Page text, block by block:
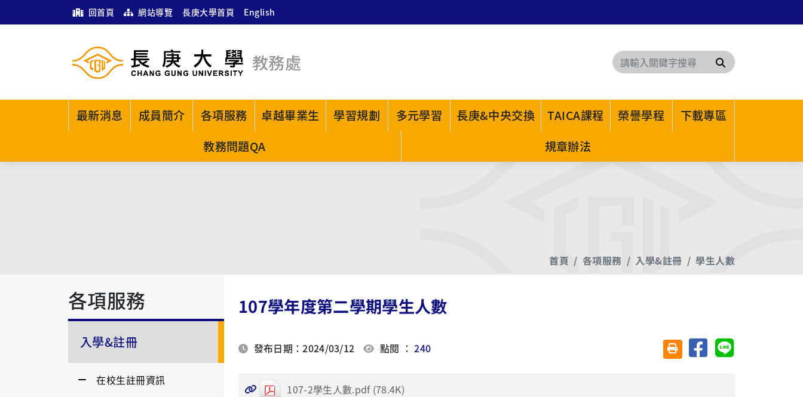
回首頁 網站導覽 長庚大學首頁 English
教務處 搜尋
最新消息 成員簡介 各項服務 卓越畢業生 學習規劃 多元學習 長庚&中央交換 TAICA課程 榮譽學程
下載專區
教務問題QA
規章辦法
首頁 各項服務 入學&註冊 學生人數
各項服務
入學&註冊
在校生註冊資訊
107學年度第二學期學生人數
發布日期：2024/03/12 點閱 ：240 友善列印(另開視窗)
分享至臉書分享至 Line
107-2學生人數.pdf (78.4K)